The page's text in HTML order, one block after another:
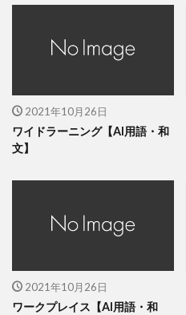
2021年10月26日
ワイドラーニング【AI用語・和
文】
2021年10月26日
ワークプレイス【AI用語・和